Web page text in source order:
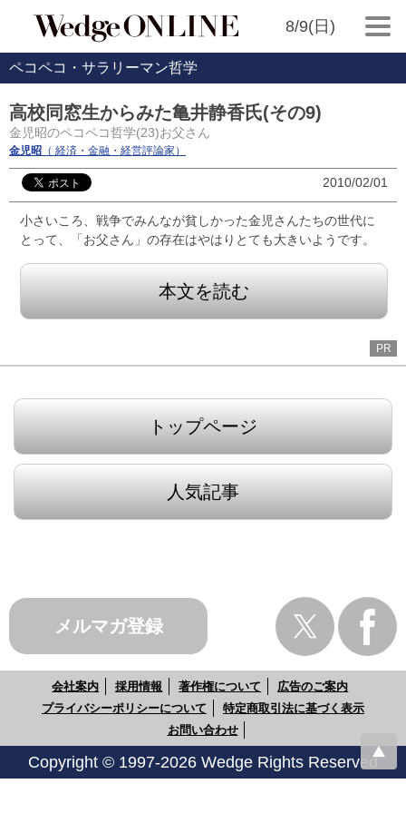
8/9(日)
ペコペコ・サラリーマン哲学
高校同窓生からみた亀井静香氏(その9)
金児昭のペコペコ哲学(23)お父さん
金児昭 （ 経済・金融・経営評論家）
2010/02/01
小さいころ、戦争でみんなが貧しかった金児さんたちの世代に
とって、「お父さん」の存在はやはりとても大きいようです。
本文を読む
PR
トップページ
人気記事
メルマガ登録
会社案内 採用情報 著作権について
広告のご案内
プライバシーポリシーについて
特定商取引法に基づく表示
お問い合わせ
Copyright © 1997-2026 Wedge Rights Reserved